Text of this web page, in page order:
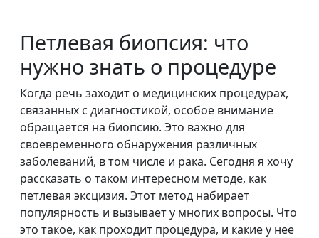
Петлевая биопсия: что
нужно знать о процедуре
Когда речь заходит о медицинских процедурах,
связанных с диагностикой, особое внимание
обращается на биопсию. Это важно для
своевременного обнаружения различных
заболеваний, в том числе и рака. Сегодня я хочу
рассказать о таком интересном методе, как
петлевая эксцизия. Этот метод набирает
популярность и вызывает у многих вопросы. Что
это такое, как проходит процедура, и какие у нее